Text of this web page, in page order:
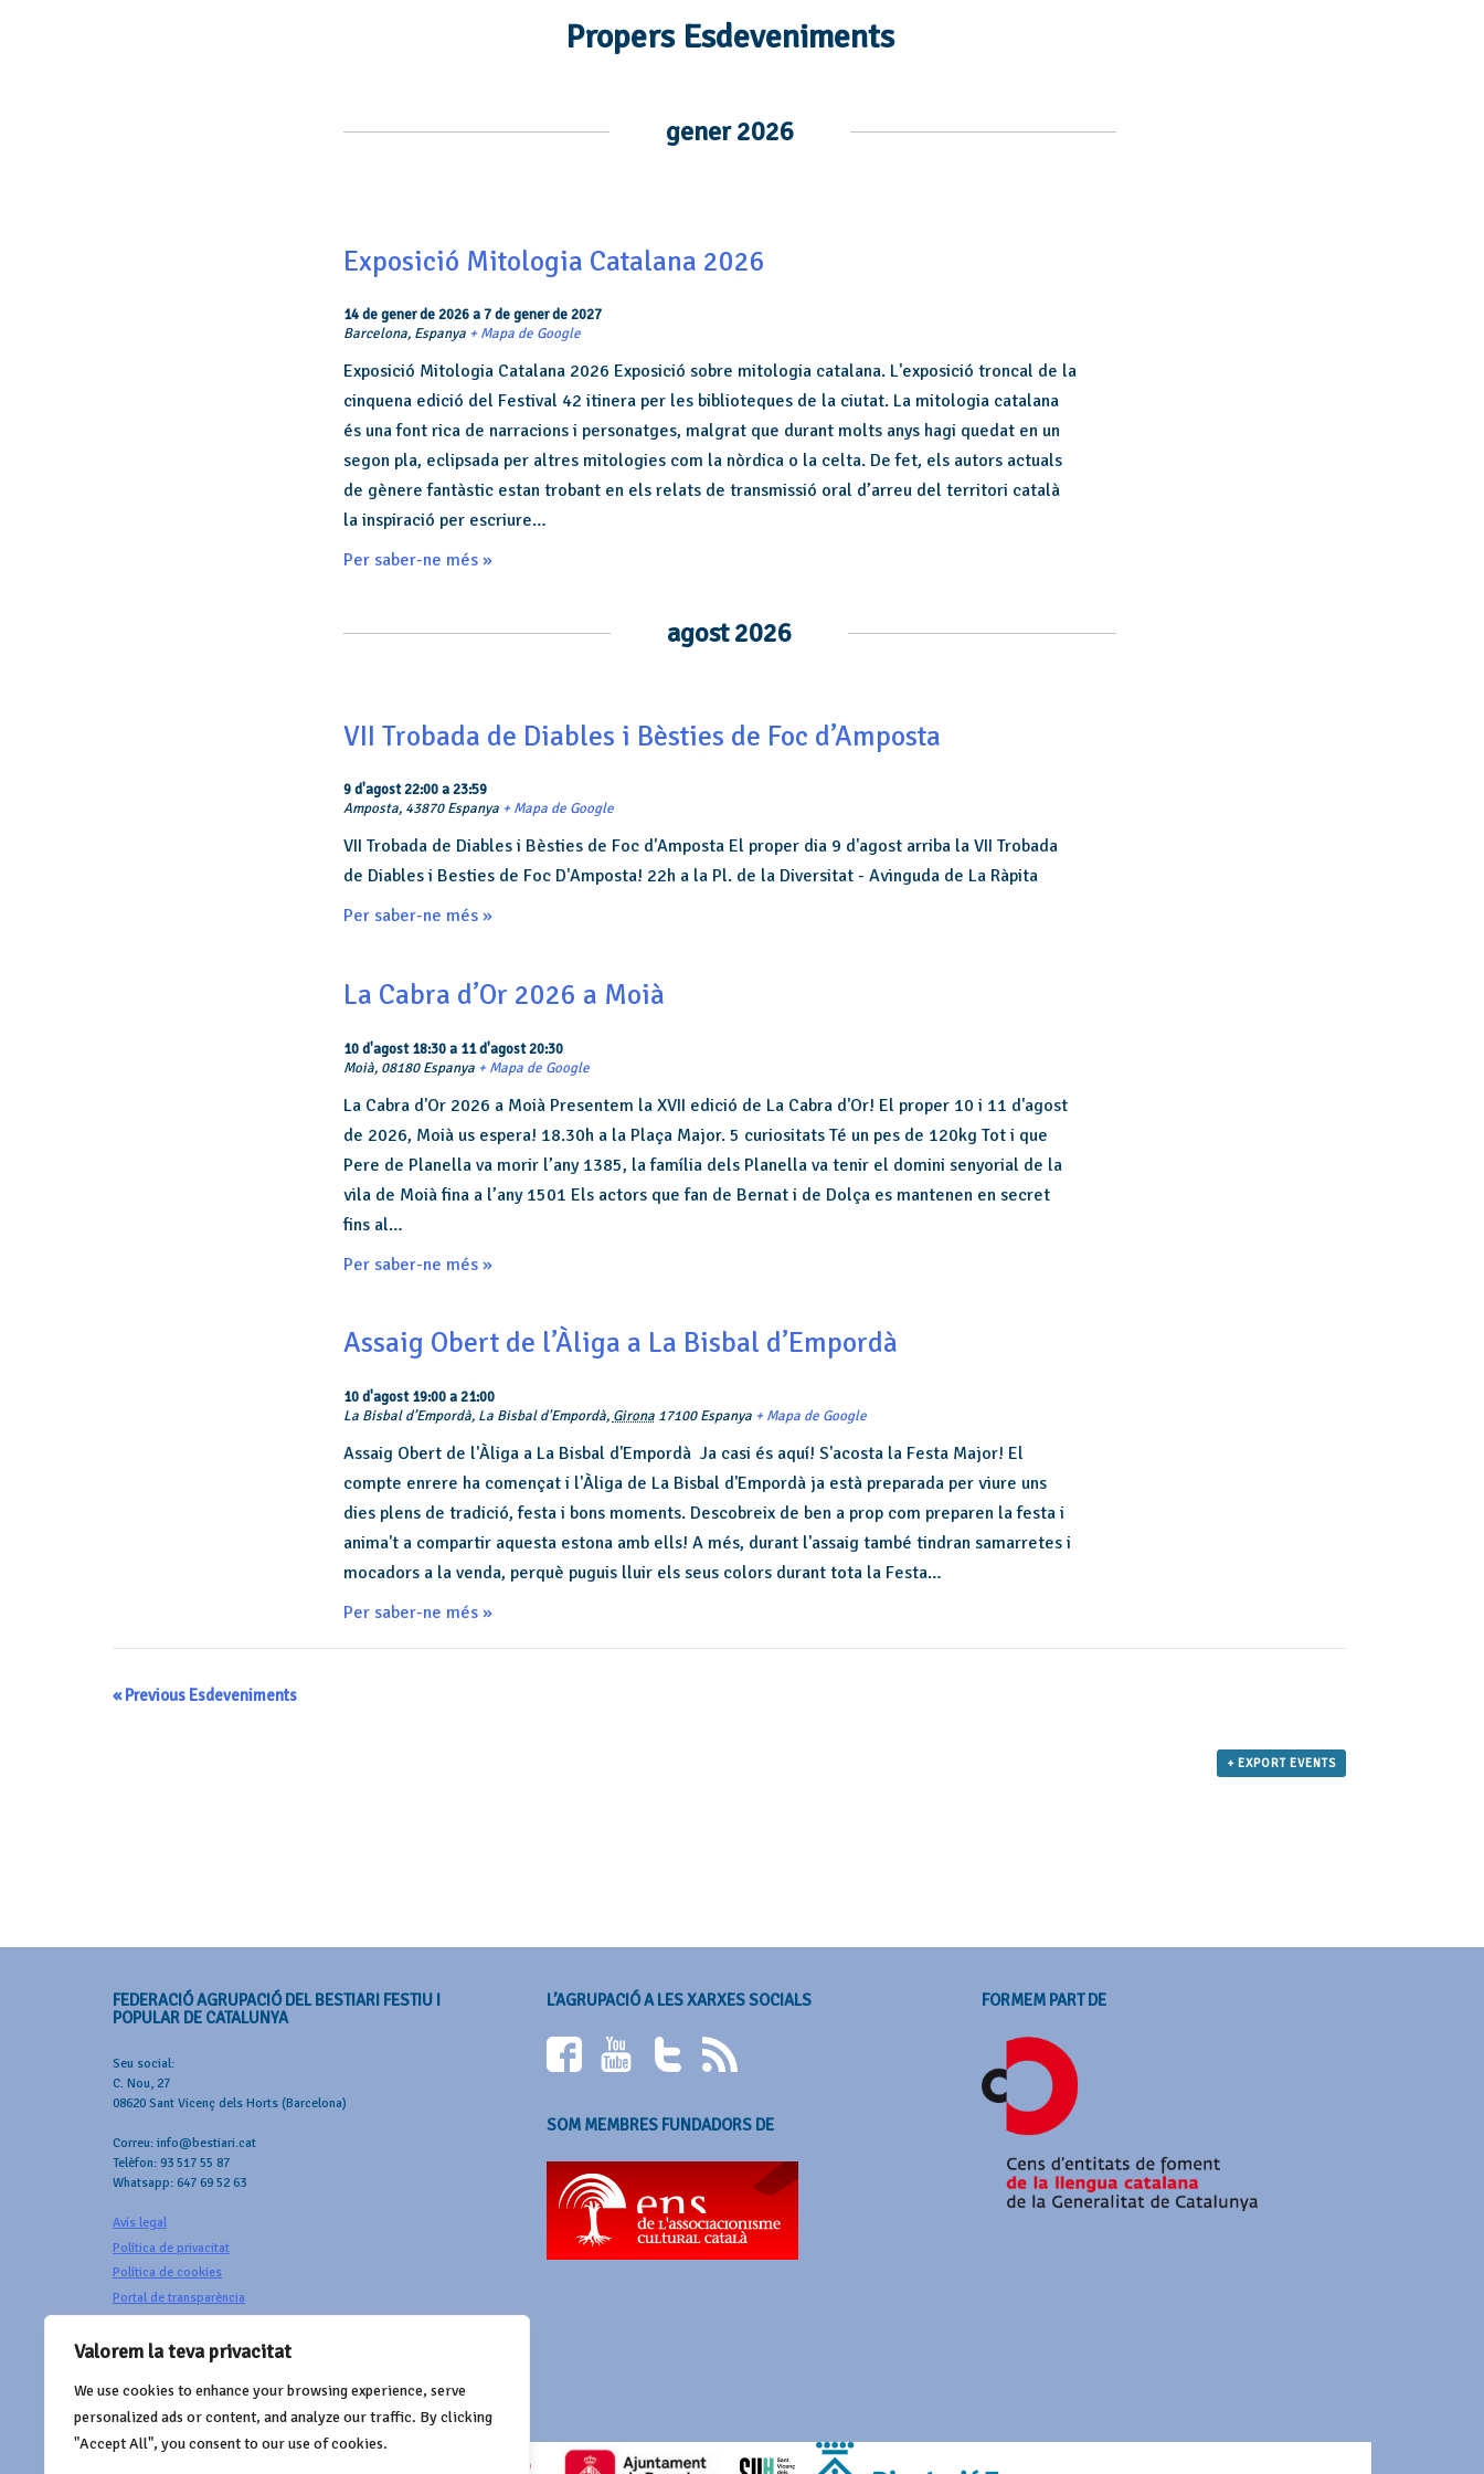
Valorem la teva privacitat
We use cookies to enhance your browsing experience, serve
personalized ads or content, and analyze our traffic. By clicking
"Accept All", you consent to our use of cookies.
Propers Esdeveniments
gener 2026
Exposició Mitologia Catalana 2026
14 de gener de 2026a7 de gener de 2027
Barcelona, Espanya + Mapa de Google
Exposició Mitologia Catalana 2026 Exposició sobre mitologia catalana. L'exposició troncal de la
cinquena edició del Festival 42 itinera per les biblioteques de la ciutat. La mitologia catalana
és una font rica de narracions i personatges, malgrat que durant molts anys hagi quedat en un
segon pla, eclipsada per altres mitologies com la nòrdica o la celta. De fet, els autors actuals
de gènere fantàstic estan trobant en els relats de transmissió oral d’arreu del territori català
la inspiració per escriure…
Per saber-ne més »
agost 2026
VII Trobada de Diables i Bèsties de Foc d’Amposta
9 d'agost 22:00a23:59
Amposta, 43870Espanya + Mapa de Google
VII Trobada de Diables i Bèsties de Foc d'Amposta El proper dia 9 d'agost arriba la VII Trobada
de Diables i Besties de Foc D'Amposta! 22h a la Pl. de la Diversitat - Avinguda de La Ràpita
Per saber-ne més »
La Cabra d’Or 2026 a Moià
10 d'agost 18:30a 11 d'agost 20:30
Moià, 08180Espanya + Mapa de Google
La Cabra d'Or 2026 a Moià Presentem la XVII edició de La Cabra d'Or! El proper 10 i 11 d'agost
de 2026, Moià us espera! 18.30h a la Plaça Major. 5 curiositats Té un pes de 120kg Tot i que
Pere de Planella va morir l’any 1385, la família dels Planella va tenir el domini senyorial de la
vila de Moià fina a l’any 1501 Els actors que fan de Bernat i de Dolça es mantenen en secret
fins al…
Per saber-ne més »
Assaig Obert de l’Àliga a La Bisbal d’Empordà
10 d'agost 19:00a21:00
La Bisbal d’Empordà, La Bisbal d'Empordà, Girona 17100 Espanya + Mapa de Google
Assaig Obert de l'Àliga a La Bisbal d'Empordà Ja casi és aquí! S'acosta la Festa Major! El
compte enrere ha començat i l'Àliga de La Bisbal d'Empordà ja està preparada per viure uns
dies plens de tradició, festa i bons moments. Descobreix de ben a prop com preparen la festa i
anima't a compartir aquesta estona amb ells! A més, durant l'assaig també tindran samarretes i
mocadors a la venda, perquè puguis lluir els seus colors durant tota la Festa…
Per saber-ne més »
«Previous Esdeveniments
+ EXPORT EVENTS
FEDERACIÓ AGRUPACIÓ DEL BESTIARI FESTIU I
POPULAR DE CATALUNYA
Seu social:
C. Nou, 27
08620 Sant Vicenç dels Horts (Barcelona)
Correu: info@bestiari.cat
Telèfon: 93 517 55 87
Whatsapp: 647 69 52 63
Avís legal
Política de privacitat
Política de cookies
Portal de transparència
L’AGRUPACIÓ A LES XARXES SOCIALS
SOM MEMBRES FUNDADORS DE
FORMEM PART DE